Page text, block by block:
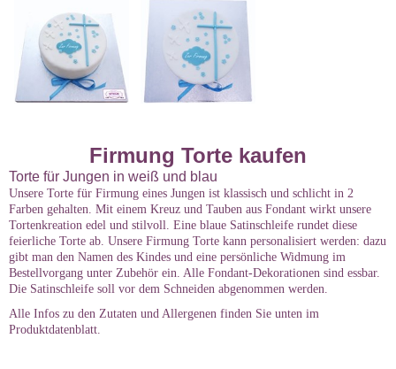
Firmung Torte kaufen
Torte für Jungen in weiß und blau
Unsere Torte für Firmung eines Jungen ist klassisch und schlicht in 2
Farben gehalten. Mit einem Kreuz und Tauben aus Fondant wirkt unsere
Tortenkreation edel und stilvoll. Eine blaue Satinschleife rundet diese
feierliche Torte ab. Unsere Firmung Torte kann personalisiert werden: dazu
gibt man den Namen des Kindes und eine persönliche Widmung im
Bestellvorgang unter Zubehör ein. Alle Fondant-Dekorationen sind essbar.
Die Satinschleife soll vor dem Schneiden abgenommen werden.
Alle Infos zu den Zutaten und Allergenen finden Sie unten im
Produktdatenblatt.